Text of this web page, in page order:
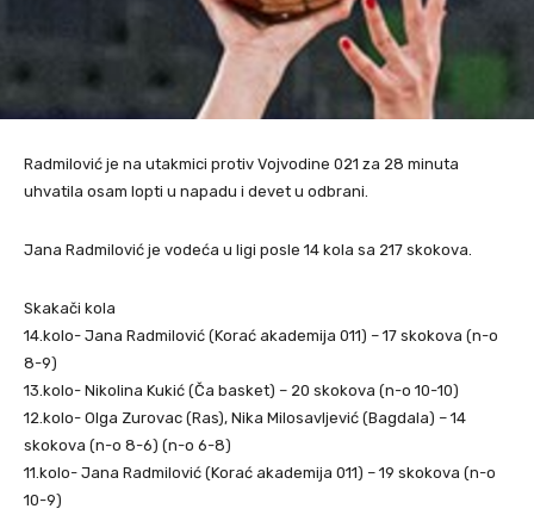
Radmilović je na utakmici protiv Vojvodine 021 za 28 minuta
uhvatila osam lopti u napadu i devet u odbrani.
Jana Radmilović je vodeća u ligi posle 14 kola sa 217 skokova.
Skakači kola
14.kolo- Jana Radmilović (Korać akademija 011) – 17 skokova (n-o
8-9)
13.kolo- Nikolina Kukić (Ča basket) – 20 skokova (n-o 10-10)
12.kolo- Olga Zurovac (Ras), Nika Milosavljević (Bagdala) – 14
skokova (n-o 8-6) (n-o 6-8)
11.kolo- Jana Radmilović (Korać akademija 011) – 19 skokova (n-o
10-9)